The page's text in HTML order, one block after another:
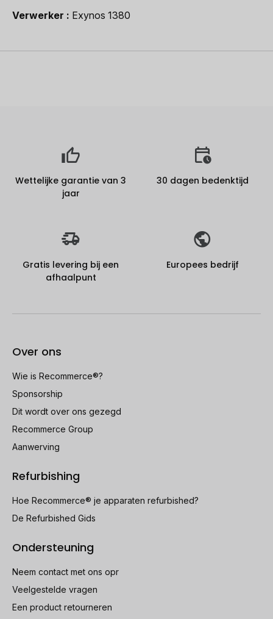
Verwerker
Exynos 1380
Wettelijke garantie van 3
jaar
30 dagen bedenktijd
Gratis levering bij een
afhaalpunt
Europees bedrijf
Over ons
Wie is Recommerce®?
Sponsorship
Dit wordt over ons gezegd
Recommerce Group
Aanwerving
Refurbishing
Hoe Recommerce® je apparaten refurbished?
De Refurbished Gids
Ondersteuning
Neem contact met ons opr
Veelgestelde vragen
Een product retourneren